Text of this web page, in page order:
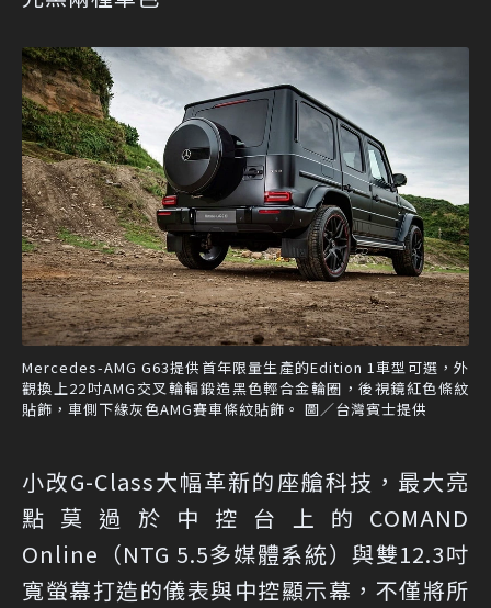
Mercedes-AMG G63提供首年限量生產的Edition 1車型可選，外
觀換上22吋AMG交叉輪輻鍛造黑色輕合金輪圈，後視鏡紅色條紋
貼飾，車側下緣灰色AMG賽車條紋貼飾。 圖／台灣賓士提供
小改G-Class大幅革新的座艙科技，最大亮
點莫過於中控台上的COMAND
Online（NTG 5.5多媒體系統）與雙12.3吋
寬螢幕打造的儀表與中控顯示幕，不僅將所